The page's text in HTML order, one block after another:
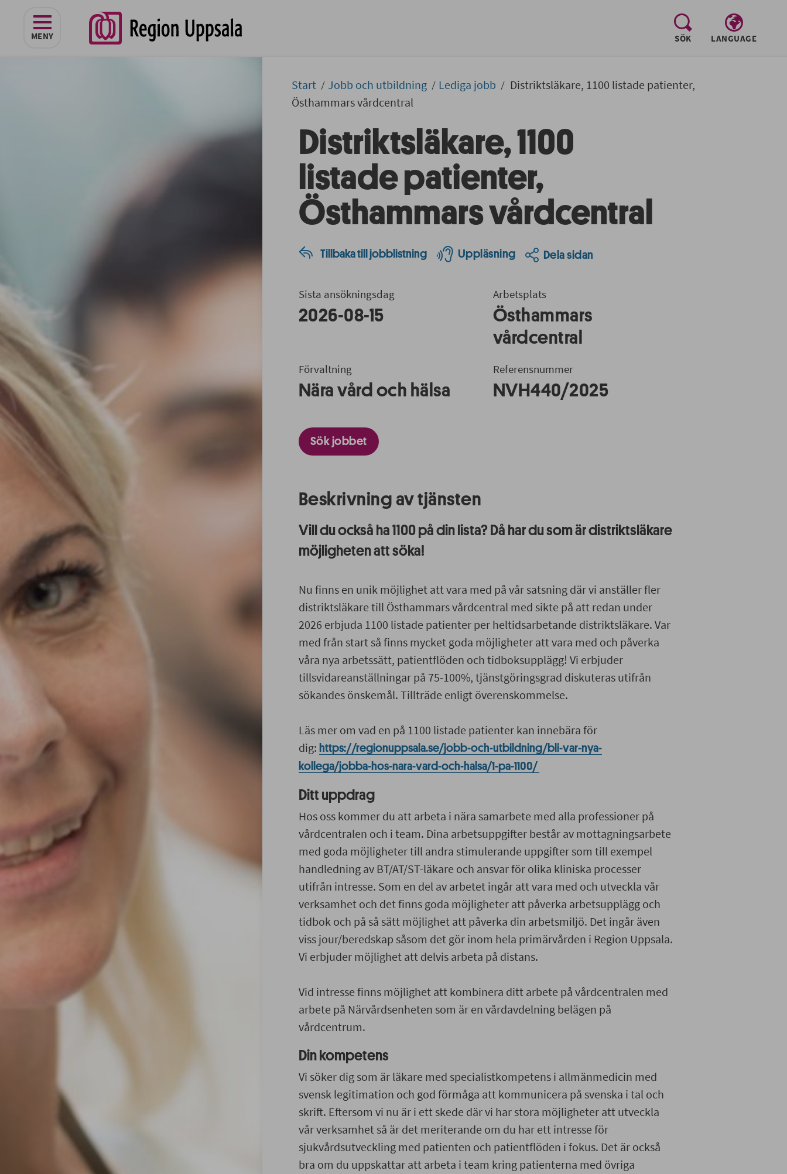
MENY
navigeringen
SÖK
, visa sökfältet
LANGUAGE
Start Jobb och utbildning Lediga jobb
Distriktsläkare, 1100 listade patienter,
Östhammars vårdcentral
Distriktsläkare, 1100
listade patienter,
Östhammars vårdcentral
Tillbaka till jobblistning Uppläsning Dela sidan
Sista ansökningsdag
2026-08-15
Arbetsplats
Östhammars
vårdcentral
Förvaltning
Nära vård och hälsa
Referensnummer
NVH440/2025
Sök jobbet
Beskrivning av tjänsten
Vill du också ha 1100 på din lista? Då har du som är distriktsläkare
möjligheten att söka!
Nu finns en unik möjlighet att vara med på vår satsning där vi anställer fler
distriktsläkare till Östhammars vårdcentral med sikte på att redan under
2026 erbjuda 1100 listade patienter per heltidsarbetande distriktsläkare. Var
med från start så finns mycket goda möjligheter att vara med och påverka
våra nya arbetssätt, patientflöden och tidboksupplägg! Vi erbjuder
tillsvidareanställningar på 75-100%, tjänstgöringsgrad diskuteras utifrån
sökandes önskemål. Tillträde enligt överenskommelse.
Läs mer om vad en på 1100 listade patienter kan innebära för
dig: https://regionuppsala.se/jobb-och-utbildning/bli-var-nya-
kollega/jobba-hos-nara-vard-och-halsa/1-pa-1100/
Ditt uppdrag
Hos oss kommer du att arbeta i nära samarbete med alla professioner på
vårdcentralen och i team. Dina arbetsuppgifter består av mottagningsarbete
med goda möjligheter till andra stimulerande uppgifter som till exempel
handledning av BT/AT/ST-läkare och ansvar för olika kliniska processer
utifrån intresse. Som en del av arbetet ingår att vara med och utveckla vår
verksamhet och det finns goda möjligheter att påverka arbetsupplägg och
tidbok och på så sätt möjlighet att påverka din arbetsmiljö. Det ingår även
viss jour/beredskap såsom det gör inom hela primärvården i Region Uppsala.
Vi erbjuder möjlighet att delvis arbeta på distans.
Vid intresse finns möjlighet att kombinera ditt arbete på vårdcentralen med
arbete på Närvårdsenheten som är en vårdavdelning belägen på
vårdcentrum.
Din kompetens
Vi söker dig som är läkare med specialistkompetens i allmänmedicin med
svensk legitimation och god förmåga att kommunicera på svenska i tal och
skrift. Eftersom vi nu är i ett skede där vi har stora möjligheter att utveckla
vår verksamhet så är det meriterande om du har ett intresse för
sjukvårdsutveckling med patienten och patientflöden i fokus. Det är också
bra om du uppskattar att arbeta i team kring patienterna med övriga